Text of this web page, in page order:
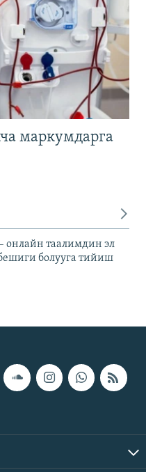
маркумдарга
онлайн таалимдин эл
болууга тийиш